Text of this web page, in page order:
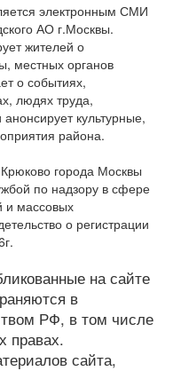
электронным СМИ
АО г.Москвы.
жителей о
местных органов
о событиях,
людях труда,
культурные,
района.
города Москвы
по надзору в сфере
и массовых
о регистрации
на сайте
в
РФ, в том числе
правах.
сайта,